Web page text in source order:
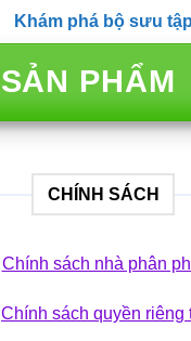
Khám phá bộ sưu tập
SẢN PHẨM
CHÍNH SÁCH
Chính sách nhà phân
Chính sách quyền riêng